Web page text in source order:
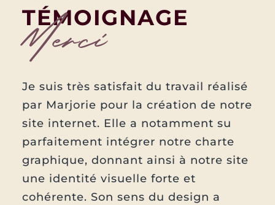
TÉMOIGNAGE
Merci
Je suis très satisfait du travail réalisé
par Marjorie pour la création de notre
site internet. Elle a notamment su
parfaitement intégrer notre charte
graphique, donnant ainsi à notre site
une identité visuelle forte et
cohérente. Son sens du design a